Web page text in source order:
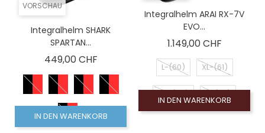
VORSCHAU
Integralhelm SHARK
SPARTAN...
449,00 CHFPreis
IN DEN WARENKORB
Integralhelm ARAI RX-7V
EVO...
1.149,00 CHFPreis
L-(60) XL-(61)
XS-(54) S-(56)
IN DEN WARENKORB